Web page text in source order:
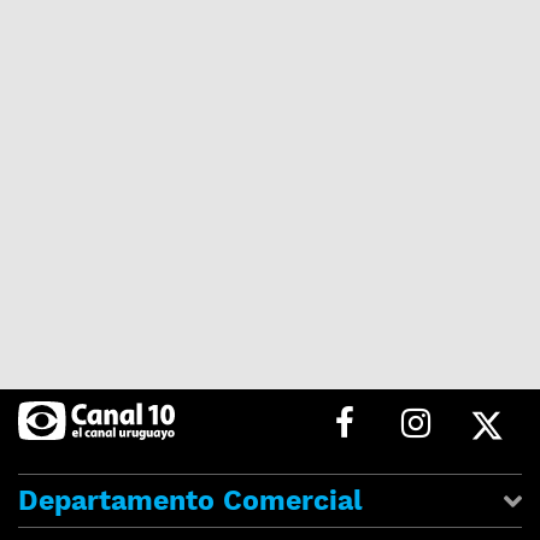
Departamento Comercial